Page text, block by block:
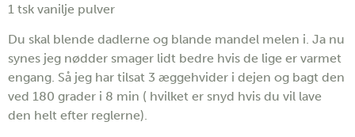
1 tsk vanilje pulver
Du skal blende dadlerne og blande mandel melen i. Ja nu
synes jeg nødder smager lidt bedre hvis de lige er varmet
engang. Så jeg har tilsat 3 æggehvider i dejen og bagt den
ved 180 grader i 8 min ( hvilket er snyd hvis du vil lave
den helt efter reglerne).